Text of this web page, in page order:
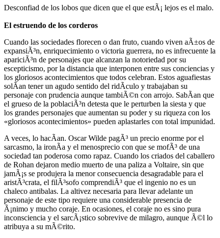
Desconfiad de los lobos que dicen que el que estÃ¡ lejos es el malo.
El estruendo de los corderos
Cuando las sociedades florecen o dan fruto, cuando viven aÃ±os de
expansiÃ³n, enriquecimiento o victoria guerrera, no es infrecuente la
apariciÃ³n de personajes que alcanzan la notoriedad por su
escepticismo, por la distancia que interponen entre sus conciencias y
los gloriosos acontecimientos que todos celebran. Estos aguafiestas
solÃ­an tener un agudo sentido del ridÃ­culo y trabajaban su
personaje con prudencia aunque tambiÃ©n con arrojo. SabÃ­an que
el grueso de la poblaciÃ³n detesta que le perturben la siesta y que
los grandes personajes que aumentan su poder y su riqueza con los
«gloriosos acontecimientos» pueden aplastarles con total impunidad.
A veces, lo hacÃ­an. Oscar Wilde pagÃ³ un precio enorme por el
sarcasmo, la ironÃ­a y el menosprecio con que se mofÃ³ de una
sociedad tan poderosa como rapaz. Cuando los criados del caballero
de Rohan dejaron medio muerto de una paliza a Voltaire, sin que
jamÃ¡s se produjera la menor consecuencia desagradable para el
aristÃ³crata, el filÃ³sofo comprendiÃ³ que el ingenio no es un
chaleco antibalas. La altivez necesaria para llevar adelante un
personaje de este tipo requiere una considerable presencia de
Ã¡nimo y mucho coraje. En ocasiones, el coraje no es sino pura
inconsciencia y el sarcÃ¡stico sobrevive de milagro, aunque Ã©l lo
atribuya a su mÃ©rito.